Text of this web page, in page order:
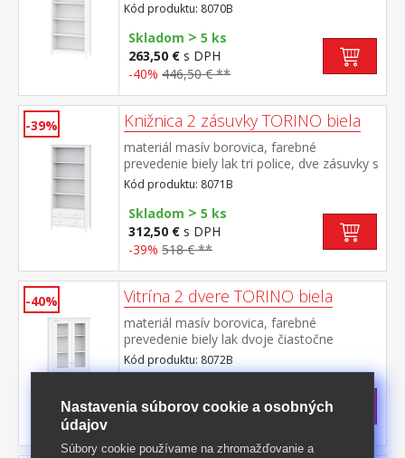
Kód produktu: 8070B
Skladom > 5 ks
263,50 € s DPH
-40% 446,50 € **
-39% Knižnica 2 zásuvky TORINO biela
materiál masív borovica, farebné
prevedenie biely lak tri police, dve zásuvky s
kovovými pojazdmi
Kód produktu: 8071B
Skladom > 5 ks
312,50 € s DPH
-39% 518 € **
-40% Vitrína 2 dvere TORINO biela
materiál masív borovica, farebné
prevedenie biely lak dvoje čiastočne
presklené dvere, štyri police
Kód produktu: 8072B
393 €s DPH
Nastavenia súborov cookie a osobných
údajov
Súbory cookie používame na zhromažďovanie a